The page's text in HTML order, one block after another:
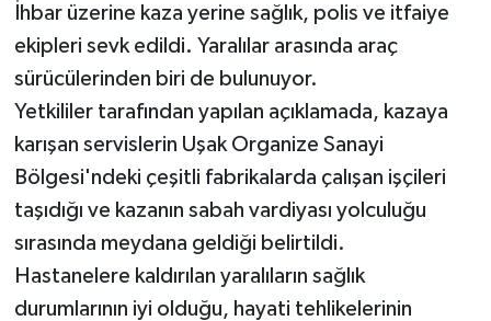
İhbar üzerine kaza yerine sağlık, polis ve itfaiye
ekipleri sevk edildi. Yaralılar arasında araç
sürücülerinden biri de bulunuyor.
Yetkililer tarafından yapılan açıklamada, kazaya
karışan servislerin Uşak Organize Sanayi
Bölgesi'ndeki çeşitli fabrikalarda çalışan işçileri
taşıdığı ve kazanın sabah vardiyası yolculuğu
sırasında meydana geldiği belirtildi.
Hastanelere kaldırılan yaralıların sağlık
durumlarının iyi olduğu, hayati tehlikelerinin